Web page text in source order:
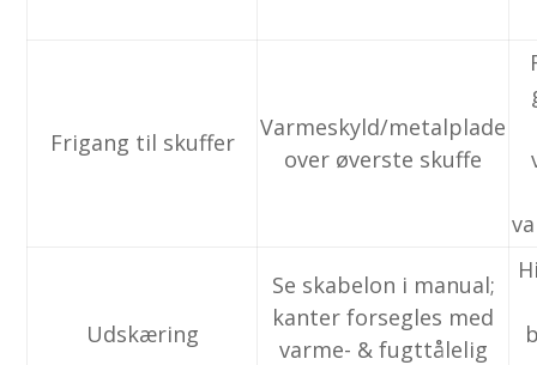
Frigang til skuffer
Varmeskyld/metalplade
over øverste skuffe
Udskæring
Se skabelon i manual;
kanter forsegles med
varme- & fugttålelig